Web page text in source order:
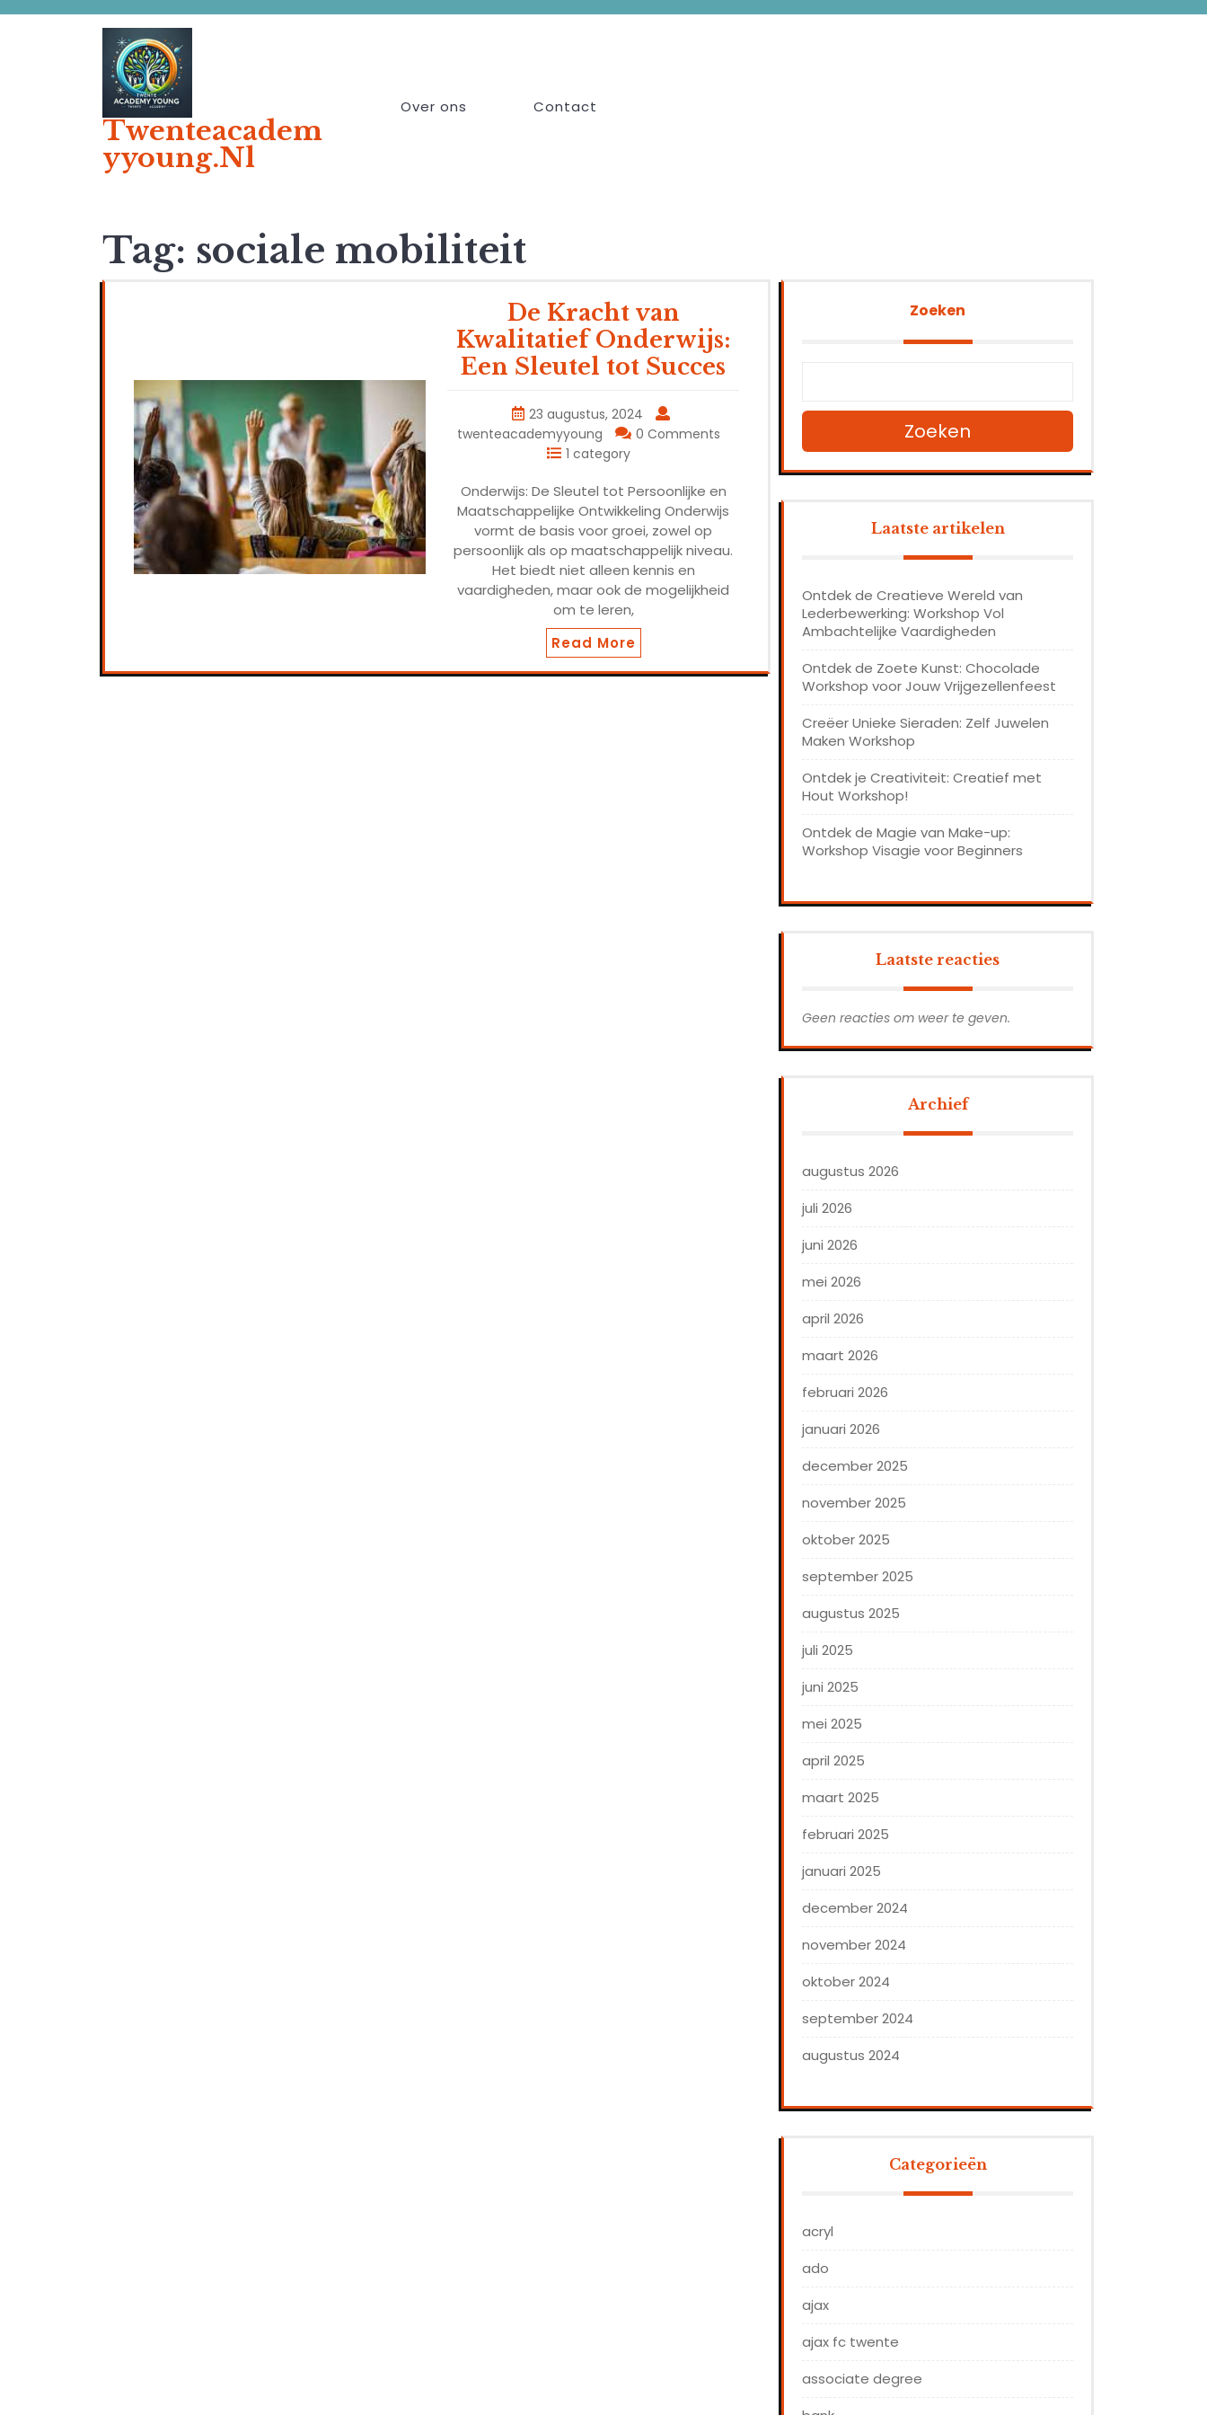
Twenteacadem
Yyoung.nl
Over ons Contact
Tag: sociale mobiliteit
De Kracht van
Kwalitatief Onderwijs:
Een Sleutel tot Succes
23 augustus, 2024
twenteacademyyoung
0 Comments
1 category
Onderwijs: De Sleutel tot Persoonlijke en
Maatschappelijke Ontwikkeling Onderwijs
vormt de basis voor groei, zowel op
persoonlijk als op maatschappelijk niveau.
Het biedt niet alleen kennis en
vaardigheden, maar ook de mogelijkheid
om te leren,
Read More
Zoeken
Zoeken
Laatste artikelen
Ontdek de Creatieve Wereld van
Lederbewerking: Workshop Vol
Ambachtelijke Vaardigheden
Ontdek de Zoete Kunst: Chocolade
Workshop voor Jouw Vrijgezellenfeest
Creëer Unieke Sieraden: Zelf Juwelen
Maken Workshop
Ontdek je Creativiteit: Creatief met
Hout Workshop!
Ontdek de Magie van Make-up:
Workshop Visagie voor Beginners
Laatste reacties
Geen reacties om weer te geven.
Archief
augustus 2026
juli 2026
juni 2026
mei 2026
april 2026
maart 2026
februari 2026
januari 2026
december 2025
november 2025
oktober 2025
september 2025
augustus 2025
juli 2025
juni 2025
mei 2025
april 2025
maart 2025
februari 2025
januari 2025
december 2024
november 2024
oktober 2024
september 2024
augustus 2024
Categorieën
acryl
ado
ajax
ajax fc twente
associate degree